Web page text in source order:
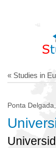
« Studies in
Ponta